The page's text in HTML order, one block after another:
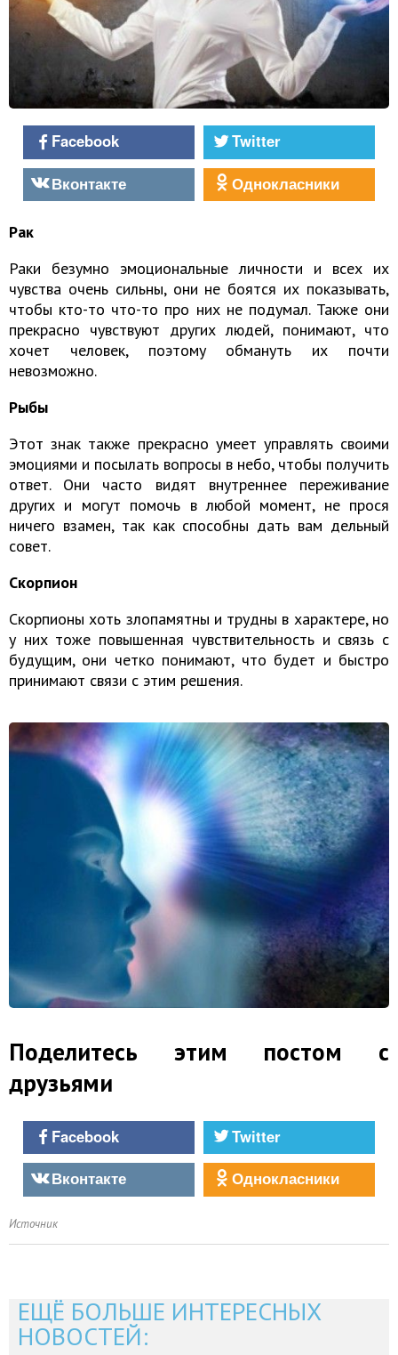
Facebook
Twitter
Вконтакте
Однокласники
Рак
Раки безумно эмоциональные личности и всех их
чувства очень сильны, они не боятся их показывать,
чтобы кто-то что-то про них не подумал. Также они
прекрасно чувствуют других людей, понимают, что
хочет человек, поэтому обмануть их почти
невозможно.
Рыбы
Этот знак также прекрасно умеет управлять своими
эмоциями и посылать вопросы в небо, чтобы получить
ответ. Они часто видят внутреннее переживание
других и могут помочь в любой момент, не прося
ничего взамен, так как способны дать вам дельный
совет.
Скорпион
Скорпионы хоть злопамятны и трудны в характере, но
у них тоже повышенная чувствительность и связь с
будущим, они четко понимают, что будет и быстро
принимают связи с этим решения.
Поделитесь этим постом с
друзьями
Facebook
Twitter
Вконтакте
Однокласники
Источник
ЕЩЁ БОЛЬШЕ ИНТЕРЕСНЫХ
НОВОСТЕЙ: